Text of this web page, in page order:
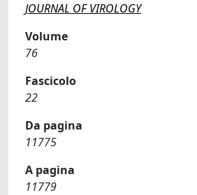
JOURNAL OF VIROLOGY
Volume
76
Fascicolo
22
Da pagina
11775
A pagina
11779